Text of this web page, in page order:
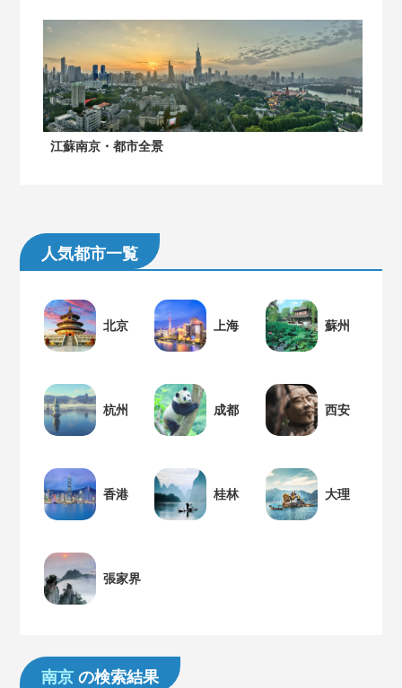
江蘇南京・都市全景
人気都市一覧
北京 上海 蘇州
杭州 成都 西安
香港 桂林 大理
張家界
南京 の検索結果